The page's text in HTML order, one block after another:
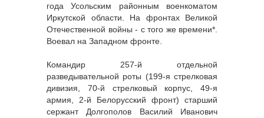
года Усольским районным военкоматом
Иркутской области. На фронтах Великой
Отечественной войны - с того же времени*.
Воевал на Западном фронте.
Командир 257-й отдельной
разведывательной роты (199-я стрелковая
дивизия, 70-й стрелковый корпус, 49-я
армия, 2-й Белорусский фронт) старший
сержант Долгополов Василий Иванович